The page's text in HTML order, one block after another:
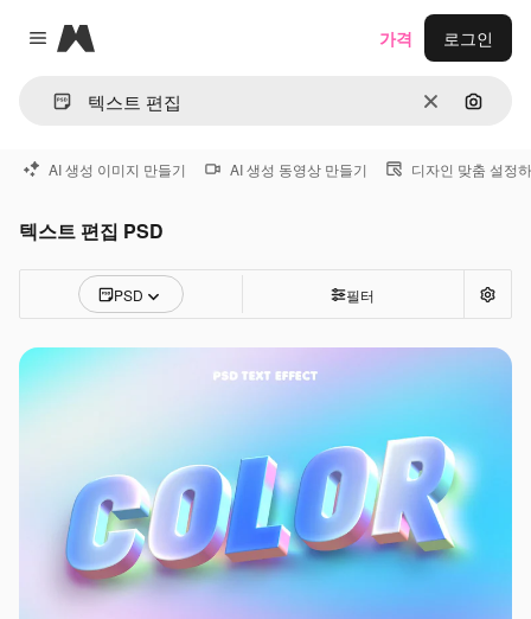
Close menu
Magnific
지우기이미지
가격 로그인
AI 생성 이미지 만들기 AI 생성 동영상 만들기 디자인 맞춤 설정
텍스트 편집 PSD
PSD 필터